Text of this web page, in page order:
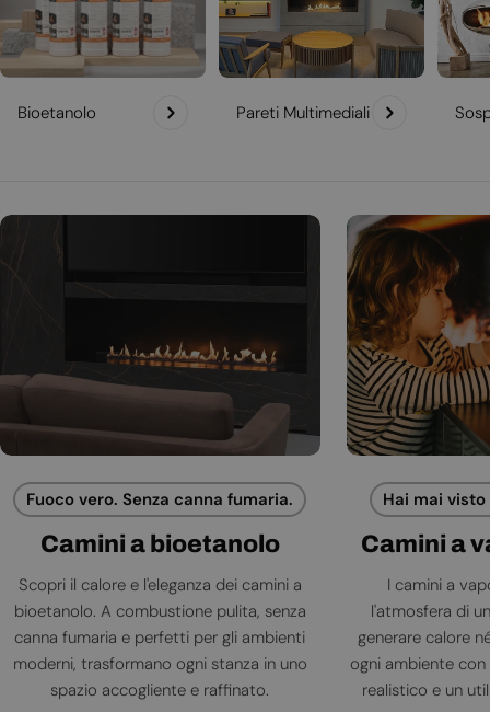
Bioetanolo Pareti Multimediali
Fuoco vero. Senza canna fumaria.
Camini a bioetanolo
Scopri il calore e l'eleganza dei camini a
bioetanolo. A combustione pulita, senza
canna fumaria e perfetti per gli ambienti
moderni, trasformano ogni stanza in uno
spazio accogliente e raffinato.
Hai mai
Camini a
I camini a
l'atmosfera di
generare calore
ogni ambiente
realistico e un